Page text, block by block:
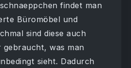
findet man
Büromöbel und
sind diese auch
gebraucht, was man
sieht. Dadurch